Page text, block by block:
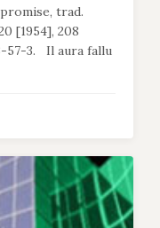
trad.
[1954], 208
57-3. Il aura fallu